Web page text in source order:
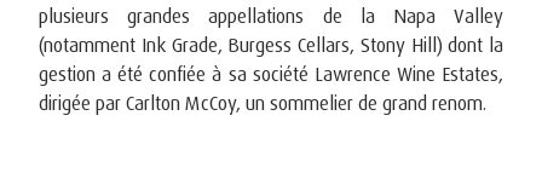
plusieurs grandes appellations de la Napa Valley
(notamment Ink Grade, Burgess Cellars, Stony Hill) dont la
gestion a été confiée à sa société Lawrence Wine Estates,
dirigée par Carlton McCoy, un sommelier de grand renom.